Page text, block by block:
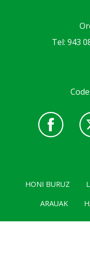
Tel: 943
HONI BURUZ
ARAUAK